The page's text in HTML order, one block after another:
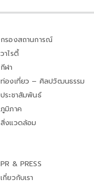
กรองสถานการณ์
วาไรตี้
กีฬา
ท่องเที่ยว – ศิลปวัฒนธรรม
ประชาสัมพันธ์
ภูมิภาค
สิ่งแวดล้อม
PR & PRESS
เกี่ยวกับเรา